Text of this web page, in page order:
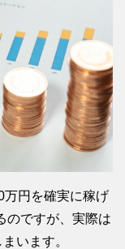
万円を確実に稼げ
のですが、実際は
います。